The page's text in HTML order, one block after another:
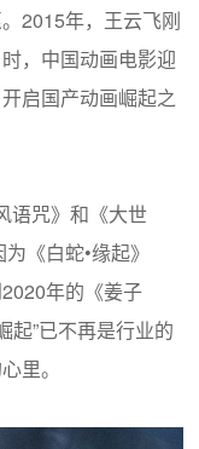
2015年，王云飞刚
，中国动画电影迎
启国产动画崛起之
语咒》和《大世
《白蛇•缘起》
年的《姜子
起”已不再是行业的
里。